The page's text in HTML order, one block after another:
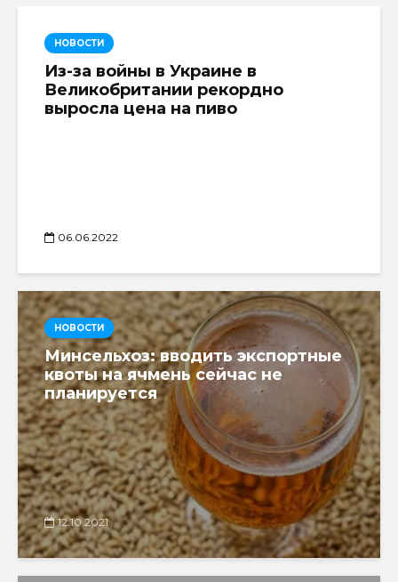
НОВОСТИ
Из-за войны в Украине в
Великобритании рекордно
выросла цена на пиво
06.06.2022
НОВОСТИ
Минсельхоз: вводить экспортные
квоты на ячмень сейчас не
планируется
12.10.2021